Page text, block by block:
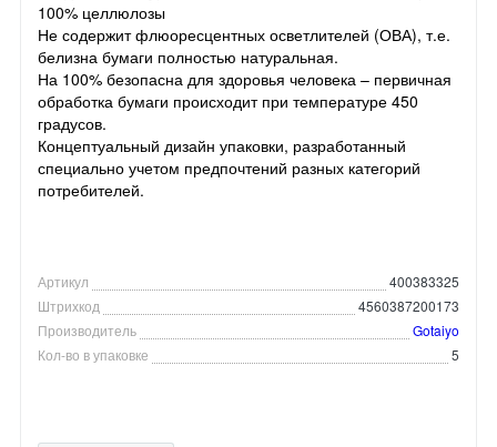
100% целлюлозы
Не содержит флюоресцентных осветлителей (ОВА), т.е.
белизна бумаги полностью натуральная.
На 100% безопасна для здоровья человека – первичная
обработка бумаги происходит при температуре 450
градусов.
Концептуальный дизайн упаковки, разработанный
специально учетом предпочтений разных категорий
потребителей.
Артикул
400383325
Штрихкод
4560387200173
Производитель
Gotaiyo
Кол-во в упаковке
5